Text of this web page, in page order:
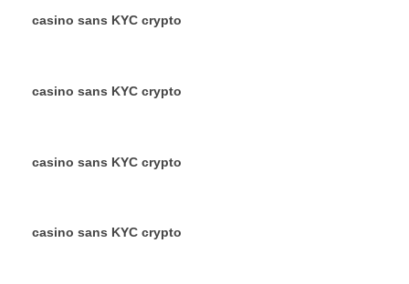
casino sans KYC crypto
casino sans KYC crypto
casino sans KYC crypto
casino sans KYC crypto